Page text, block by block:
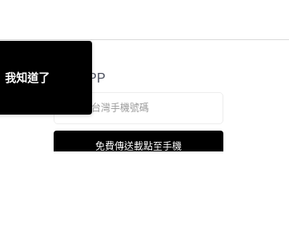
官方APP
免費傳送載點至手機
我知道了